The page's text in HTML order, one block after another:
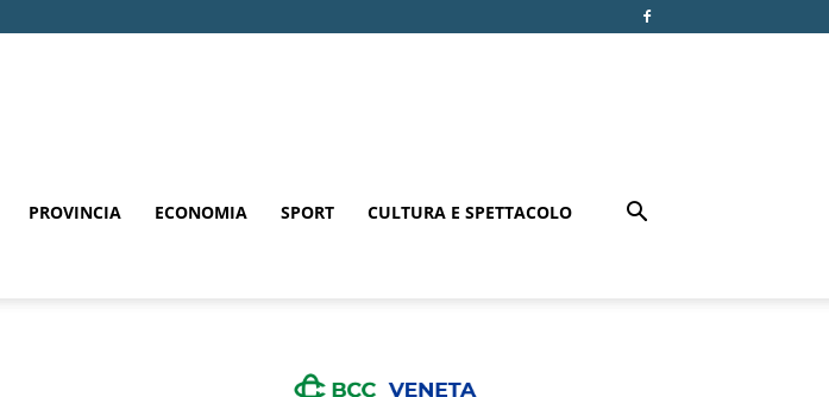
PROVINCIA ECONOMIA SPORT CULTURA E SPETTACOLO